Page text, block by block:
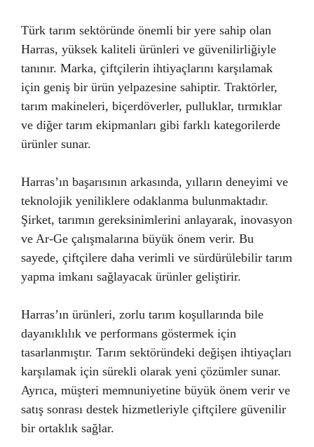
Türk tarım sektöründe önemli bir yere sahip olan
Harras, yüksek kaliteli ürünleri ve güvenilirliğiyle
tanınır. Marka, çiftçilerin ihtiyaçlarını karşılamak
için geniş bir ürün yelpazesine sahiptir. Traktörler,
tarım makineleri, biçerdöverler, pulluklar, tırmıklar
ve diğer tarım ekipmanları gibi farklı kategorilerde
ürünler sunar.
Harras’ın başarısının arkasında, yılların deneyimi ve
teknolojik yeniliklere odaklanma bulunmaktadır.
Şirket, tarımın gereksinimlerini anlayarak, inovasyon
ve Ar-Ge çalışmalarına büyük önem verir. Bu
sayede, çiftçilere daha verimli ve sürdürülebilir tarım
yapma imkanı sağlayacak ürünler geliştirir.
Harras’ın ürünleri, zorlu tarım koşullarında bile
dayanıklılık ve performans göstermek için
tasarlanmıştır. Tarım sektöründeki değişen ihtiyaçları
karşılamak için sürekli olarak yeni çözümler sunar.
Ayrıca, müşteri memnuniyetine büyük önem verir ve
satış sonrası destek hizmetleriyle çiftçilere güvenilir
bir ortaklık sağlar.